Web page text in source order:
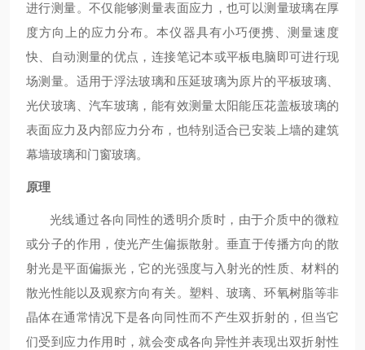
进行测量。不仅能够测量表面应力，也可以测量玻璃在厚
度方向上的应力分布。本仪器具有小巧便携、测量速度
快、自动测量的优点，连接笔记本或平板电脑即可进行现
场测量。适用于浮法玻璃和压延玻璃为原片的平板玻璃、
光伏玻璃、汽车玻璃，能有效测量太阳能压花盖板玻璃的
表面应力及内部应力分布，也特别适合已安装上墙的建筑
幕墙玻璃和门窗玻璃。
原理
光线通过各向同性的透明介质时，由于介质中的微粒
或分子的作用，使光产生偏振散射。垂直于传播方向的散
射光是平面偏振光，它的光强度与入射光的性质、材料的
散光性能以及观察方向有关。塑料、玻璃、环氧树脂等非
晶体在通常情况下是各向同性而不产生双折射的，但当它
们受到应力作用时，就会变成各向异性并表现出双折射性